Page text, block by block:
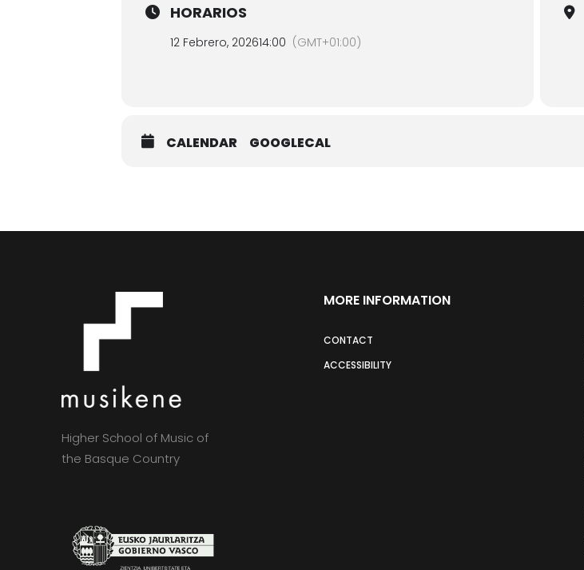
HORARIOS
12 Febrero, 202614:00 (GMT+01:00)
CALENDAR GOOGLECAL
Higher School of Music of
the Basque Country
MORE INFORMATION
CONTACT
ACCESSIBILITY